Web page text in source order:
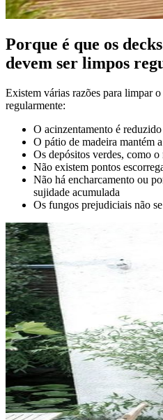
Porque é que os
devem ser limpos
Existem várias razões para limpar
regularmente:
O acinzentamento é
O pátio de madeira mantém
Os depósitos verdes, como
Não existem pontos
Não há encharcamento ou
sujidade acumulada
Os fungos prejudiciais não